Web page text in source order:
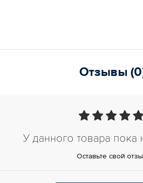
Отзывы
У данного товара пока
Оставьте свой